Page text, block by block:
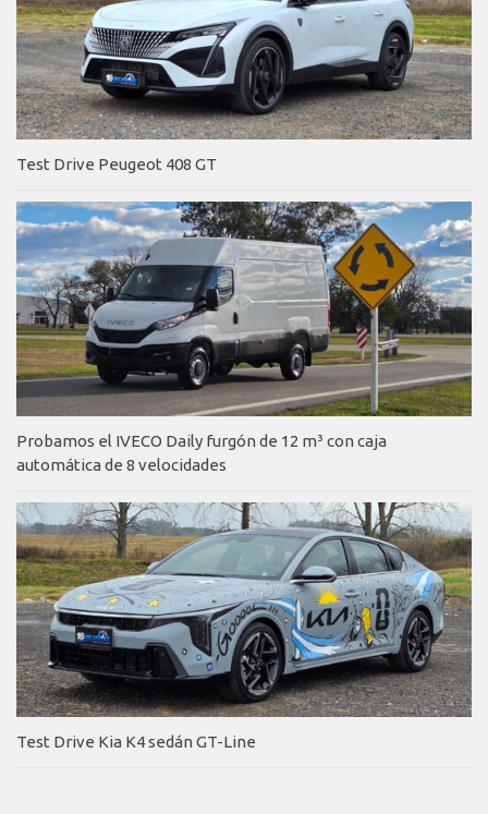
Test Drive Peugeot 408 GT
Probamos el IVECO Daily furgón de 12 m³ con caja
automática de 8 velocidades
Test Drive Kia K4 sedán GT-Line